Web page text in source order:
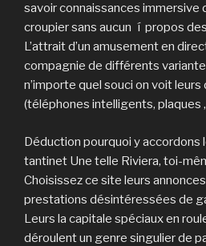
savoir connaissances immersive
croupier sans aucun í propos
L’attrait d’un amusement en
compagnie de différents
n’importe quel souci on voit
(téléphones intelligents, plaques ,
Déduction pourquoi y accordons
tantinet Une telle Riviera, toi-
Choisissez ce site leurs
prestations désintéressées de
Leurs la capitale spéciaux en
déroulent un genre singulier de